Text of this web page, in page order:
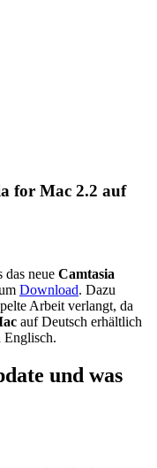
for Mac 2.2 auf
das neue Camtasia
Download. Dazu
Arbeit verlangt, da
auf Deutsch erhältlich
Englisch.
und was